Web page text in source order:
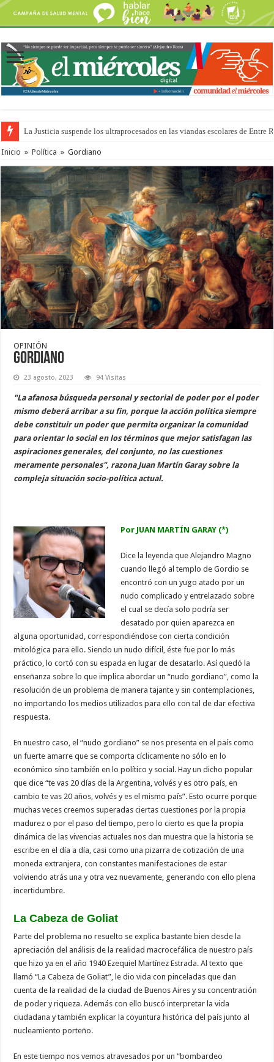
La Justicia suspende los ultraprocesados en las viandas escolares de Entre
Se presentará la obra “La Runfla de los Macanos”
Inicio » Política » Gordiano
OPINIÓN
Gordiano
23 agosto, 2023 94 Visitas
"La afanosa búsqueda personal y sectorial de poder por el poder
mismo deberá arribar a su fin, porque la acción política siempre
debe constituir un poder que permita organizar la comunidad
para orientar lo social en los términos que mejor satisfagan las
aspiraciones generales, del conjunto, no las cuestiones
meramente personales", razona Juan Martín Garay sobre la
compleja situación socio-política actual.
Por JUAN MARTÍN GARAY (*)
Dice la leyenda que Alejandro Magno
cuando llegó al templo de Gordio se
encontró con un yugo atado por un
nudo complicado y entrelazado sobre
el cual se decía solo podría ser
desatado por quien aparezca en
alguna oportunidad, correspondiéndose con cierta condición
mitológica para ello. Siendo un nudo difícil, éste fue por lo más
práctico, lo cortó con su espada en lugar de desatarlo. Así quedó la
enseñanza sobre lo que implica abordar un “nudo gordiano”, como la
resolución de un problema de manera tajante y sin contemplaciones,
no importando los medios utilizados para ello con tal de dar efectiva
respuesta.
En nuestro caso, el “nudo gordiano” se nos presenta en el país como
un fuerte amarre que se comporta cíclicamente no sólo en lo
económico sino también en lo político y social. Hay un dicho popular
que dice “te vas 20 días de la Argentina, volvés y es otro país, en
cambio te vas 20 años, volvés y es el mismo país”. Esto ocurre porque
muchas veces creemos superadas ciertas cuestiones por la propia
madurez o por el paso del tiempo, pero lo cierto es que la propia
dinámica de las vivencias actuales nos dan muestra que la historia se
escribe en el día a día, casi como una pizarra de cotización de una
moneda extranjera, con constantes manifestaciones de estar
volviendo atrás una y otra vez nuevamente, generando con ello plena
incertidumbre.
La Cabeza de Goliat
Parte del problema no resuelto se explica bastante bien desde la
apreciación del análisis de la realidad macrocefálica de nuestro país
que hizo ya en el año 1940 Ezequiel Martínez Estrada. Al texto que
llamó “La Cabeza de Goliat”, le dio vida con pinceladas que dan
cuenta de la realidad de la ciudad de Buenos Aires y su concentración
de poder y riqueza. Además con ello buscó interpretar la vida
ciudadana y también explicar la coyuntura histórica del país junto al
nucleamiento porteño.
En este tiempo nos vemos atravesados por un “bombardeo